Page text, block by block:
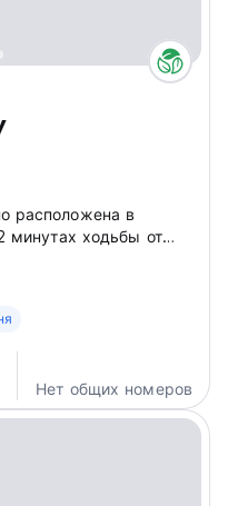
расположена в
минутах ходьбы от
база для изучения
таких как
Нет общих номеров